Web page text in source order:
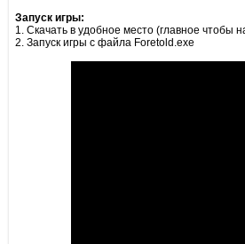
Запуск игры:
1. Скачать в удобное место (главное чтобы
2. Запуск игры с файла Foretold.exe